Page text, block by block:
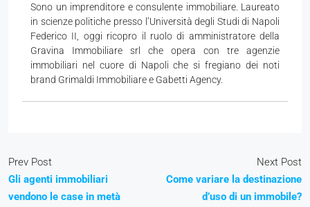
Sono un imprenditore e consulente immobiliare. Laureato
in scienze politiche presso l’Università degli Studi di Napoli
Federico II, oggi ricopro il ruolo di amministratore della
Gravina Immobiliare srl che opera con tre agenzie
immobiliari nel cuore di Napoli che si fregiano dei noti
brand Grimaldi Immobiliare e Gabetti Agency.
Prev Post
Gli agenti immobiliari
vendono le case in metà
Next Post
Come variare la destinazione
d’uso di un immobile?